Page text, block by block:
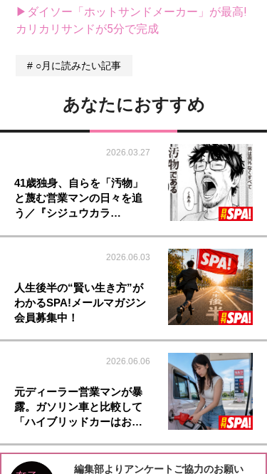
▶ダイソー「ホットサンドメーカー」が最高!
カリカリサンドが5分で完成
○月に読みたい記事
あなたにおすすめ
2026.03.27
41歳独身、自らを「汚物」
と蔑む営業マンの日々を追
う／『シジュウカラ…
2026.06.03
人生後半の“賢い生き方”が
わかるSPA!メールマガジン
会員募集中！
2026.06.06
元ディーラー営業マンが暴
露。ガソリン車と比較して
「ハイブリッドカーはお…